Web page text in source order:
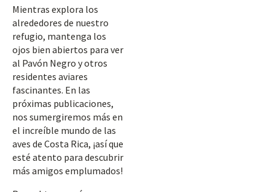
Mientras explora los
alrededores de nuestro
refugio, mantenga los
ojos bien abiertos para ver
al Pavón Negro y otros
residentes aviares
fascinantes. En las
próximas publicaciones,
nos sumergiremos más en
el increíble mundo de las
aves de Costa Rica, ¡así que
esté atento para descubrir
más amigos emplumados!